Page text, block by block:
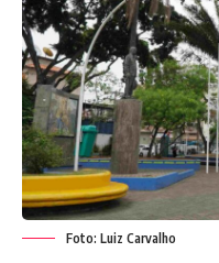
Foto: Luiz Carvalho